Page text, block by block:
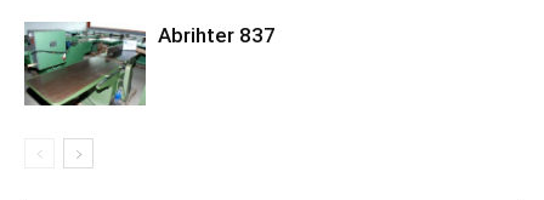
Abrihter 837